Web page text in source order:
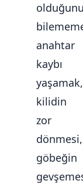
anahtar
kaybı
yaşamak,
kilidin
zor
dönmesi,
göbeğin